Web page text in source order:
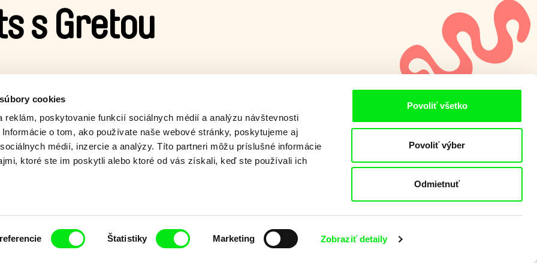
cookies
reklám, poskytovanie funkcií sociálnych médií a analýzu návštevnosti
o tom, ako používate naše webové stránky, poskytujeme aj
médií, inzercie a analýzy. Títo partneri môžu príslušné informácie
ktoré ste im poskytli alebo ktoré od vás získali, keď ste používali ich
Štatistiky Marketing Zobraziť detaily
Povoliť všetko
Povoliť výber
Odmietnuť
s Gretou
filmov Ji.hlava
Aký je jej obľúbený
jej tvorbu? DAFilms Junior